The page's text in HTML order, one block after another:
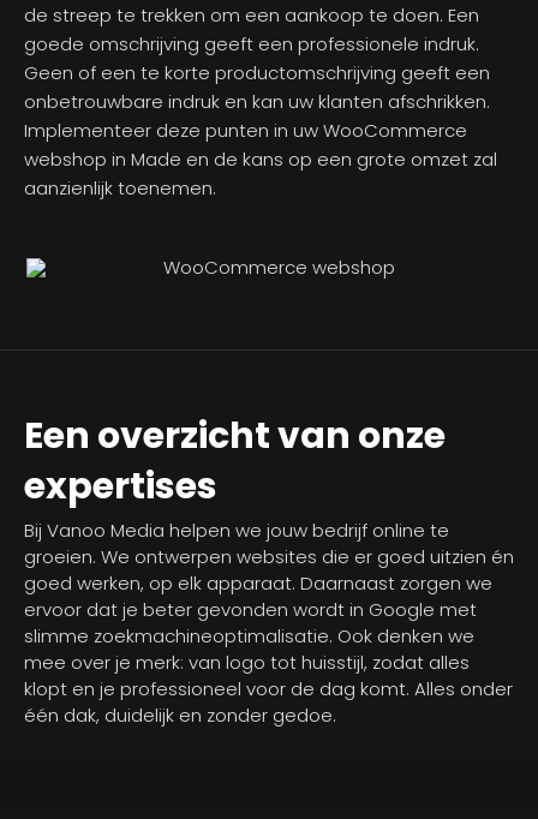
de streep te trekken om een aankoop te doen. Een
goede omschrijving geeft een professionele indruk.
Geen of een te korte productomschrijving geeft een
onbetrouwbare indruk en kan uw klanten afschrikken.
Implementeer deze punten in uw WooCommerce
webshop in Made en de kans op een grote omzet zal
aanzienlijk toenemen.
Een overzicht van onze
expertises
Bij Vanoo Media helpen we jouw bedrijf online te
groeien. We ontwerpen websites die er goed uitzien én
goed werken, op elk apparaat. Daarnaast zorgen we
ervoor dat je beter gevonden wordt in Google met
slimme zoekmachineoptimalisatie. Ook denken we
mee over je merk: van logo tot huisstijl, zodat alles
klopt en je professioneel voor de dag komt. Alles onder
één dak, duidelijk en zonder gedoe.